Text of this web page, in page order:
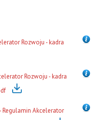
Rozwoju - kadra
Rozwoju - kadra
Regulamin Akcelerator